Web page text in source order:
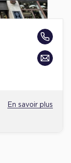
En savoir plus